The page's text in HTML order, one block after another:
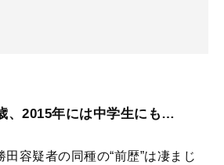
、2015年には中学生にも…
田容疑者の同種の“前歴”は凄まじ